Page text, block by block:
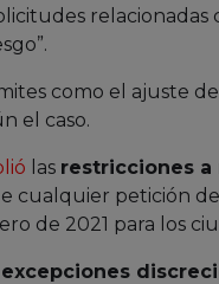
como el ajuste
el caso.
las restricciones a
cualquier petición
de 2021 para los
excepciones